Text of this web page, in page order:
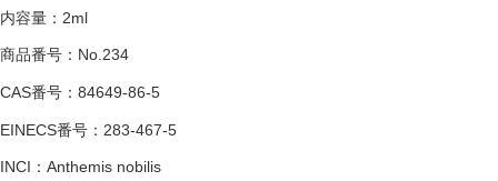
内容量：2ml
商品番号：No.234
CAS番号：84649-86-5
EINECS番号：283-467-5
INCI：Anthemis nobilis